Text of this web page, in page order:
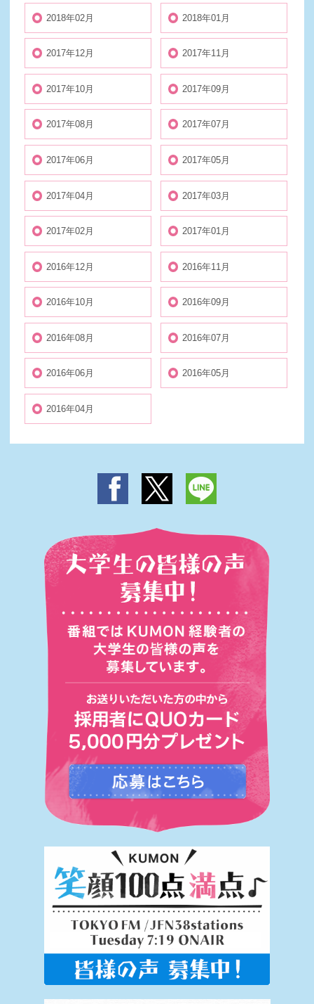
2018年02月 2018年01月
2017年12月 2017年11月
2017年10月 2017年09月
2017年08月 2017年07月
2017年06月 2017年05月
2017年04月 2017年03月
2017年02月 2017年01月
2016年12月 2016年11月
2016年10月 2016年09月
2016年08月 2016年07月
2016年06月 2016年05月
2016年04月